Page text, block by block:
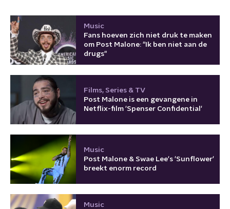
Music
Fans hoeven zich niet druk te maken
om Post Malone: "Ik ben niet aan de
drugs"
Films, Series & TV
Post Malone is een gevangene in
Netflix-film 'Spenser Confidential'
Music
Post Malone & Swae Lee's 'Sunflower'
breekt enorm record
Music